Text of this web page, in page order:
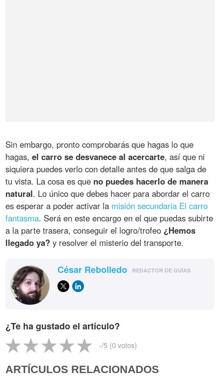
Sin embargo, pronto comprobarás que hagas lo que
hagas,el carro se desvanece al acercarte, así que ni
siquiera puedes verlo con detalle antes de que salga de
tu vista. La cosa es que no puedes hacerlo de manera
natural. Lo único que debes hacer para abordar el carro
es esperar a poder activar la misión secundaria El carro
fantasma. Será en este encargo en el que puedas subirte
a la parte trasera, conseguir el logro/trofeo ¿Hemos
llegado ya? y resolver el misterio del transporte.
César Rebolledo REDACTOR DE GUÍAS
¿Te ha gustado el artículo?
-/5 (0 votos)
ARTÍCULOS RELACIONADOS